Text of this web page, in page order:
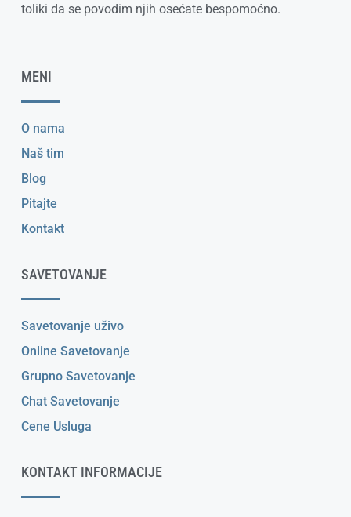
toliki da se povodim njih osećate bespomoćno.
MENI
O nama
Naš tim
Blog
Pitajte
Kontakt
SAVETOVANJE
Savetovanje uživo
Online Savetovanje
Grupno Savetovanje
Chat Savetovanje
Cene Usluga
KONTAKT INFORMACIJE